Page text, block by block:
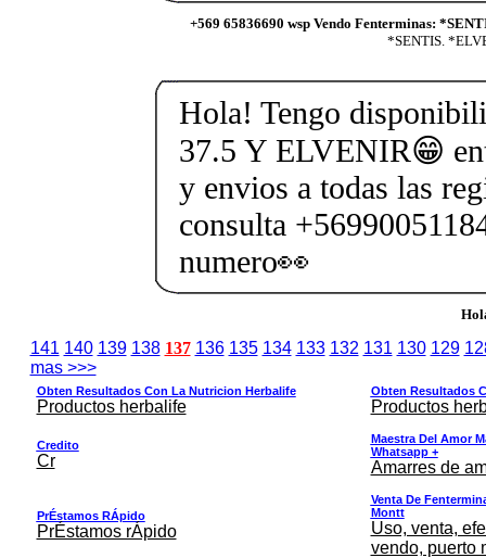
+569 65836690 wsp Vendo Fenterminas:
*SENTIS.
Hola! Tengo
37.5 Y ELVENIR😁
y envios a todas las
consulta
numero👀
141 140 139 138 137 136 135 134 133 132 131 130 129
mas >>>
Obten Resultados Con La Nutricion Herbalife
Productos herbalife
Obten Resultados
Productos
Credito
Cr
Maestra Del Amor
Whatsapp +
Amarres de
PrÉstamos RÁpido
PrÉstamos rÁpido
Venta De
Montt
Uso, venta,
vendo, puerto